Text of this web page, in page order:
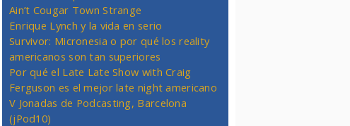
Ain’t Cougar Town Strange
Enrique Lynch y la vida en serio
Survivor: Micronesia o por qué los reality
americanos son tan superiores
Por qué el Late Late Show with Craig
Ferguson es el mejor late night americano
V Jonadas de Podcasting, Barcelona
(jPod10)